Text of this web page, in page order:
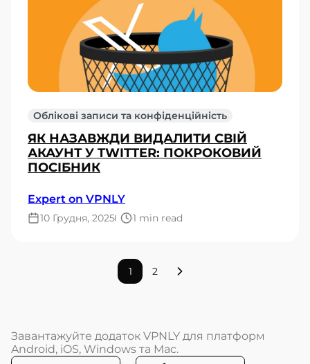
Облікові записи та конфіденційність
ЯК НАЗАВЖДИ ВИДАЛИТИ СВІЙ
АКАУНТ У TWITTER: ПОКРОКОВИЙ
ПОСІБНИК
Expert on VPNLY
10 Грудня, 2025 1 min read
1 2
Завантажуйте додаток VPNLY для платформ
Android, iOS, Windows та Mac.